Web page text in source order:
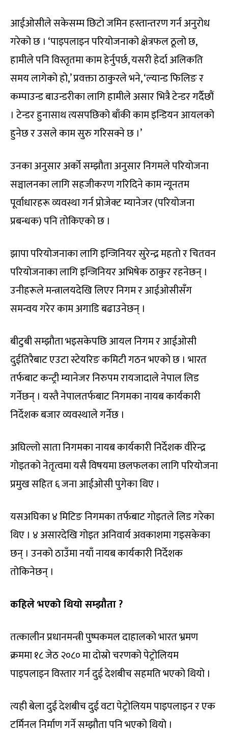
आईओसीले सकेसम्म छिटो जमिन हस्तान्तरण गर्न अनुरोध
गरेको छ । ‘पाइपलाइन परियोजनाको क्षेत्रफल ठूलो छ,
हामीले पनि विस्तृतमा काम हेर्नुपर्छ, यसरी हेर्दा अलिकति
समय लागेको हो,’ प्रवक्ता ठाकुरले भने, ‘ल्यान्ड फिलिङ र
कम्पाउन्ड बाउन्डरीका लागि हामीले असार भित्रै टेन्डर गर्दैछौं
। टेन्डर हुनासाथ त्यसपछिको बाँकी काम इन्डियन आयलको
हुनेछ र उसले काम सुरु गरिसक्ने छ ।’
उनका अनुसार अर्को सम्झौता अनुसार निगमले परियोजना
सञ्चालनका लागि सहजीकरण गरिदिने काम न्यूनतम
पूर्वाधारहरू व्यवस्था गर्न प्रोजेक्ट म्यानेजर (परियोजना
प्रबन्धक) पनि तोकिएको छ ।
झापा परियोजनाका लागि इन्जिनियर सुरेन्द्र महतो र चितवन
परियोजनाका लागि इन्जिनियर अभिषेक ठाकुर रहनेछन् ।
उनीहरूले मन्त्रालयदेखि लिएर निगम र आईओसीसँग
समन्वय गरेर काम अगाडि बढाउनेछन् ।
बीटुबी सम्झौता भइसकेपछि आयल निगम र आईओसी
दुईतिरैबाट एउटा स्टेयरिङ कमिटी गठन भएको छ । भारत
तर्फबाट कन्ट्री म्यानेजर निरुपम रायजादाले नेपाल लिड
गर्नेछन् । यस्तै नेपालतर्फबाट निगमका नायब कार्यकारी
निर्देशक बजार व्यवस्थाले गर्नेछ ।
अघिल्लो साता निगमका नायब कार्यकारी निर्देशक वीरेन्द्र
गोइतको नेतृत्वमा यसै विषयमा छलफलका लागि परियोजना
प्रमुख सहित ६ जना आईओसी पुगेका थिए ।
यसअघिका ४ मिटिङ निगमका तर्फबाट गोइतले लिड गरेका
थिए । ४ असारदेखि गोइत अनिवार्य अवकाशमा गइसकेका
छन् । उनको ठाउँमा नयाँ नायब कार्यकारी निर्देशक
तोकिनेछन् ।
कहिले भएको थियो सम्झौता ?
तत्कालीन प्रधानमन्त्री पुष्पकमल दाहालको भारत भ्रमण
क्रममा १८ जेठ २०८० मा दोस्रो चरणको पेट्रोलियम
पाइपलाइन विस्तार गर्न दुई देशबीच सहमति भएको थियो ।
त्यही बेला दुई देशबीच दुई वटा पेट्रोलियम पाइपलाइन र एक
टर्मिनल निर्माण गर्ने सम्झौता पनि भएको थियो ।